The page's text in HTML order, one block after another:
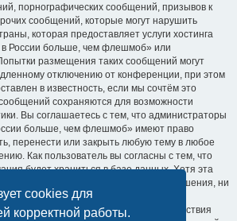
cookies для
корректной работы.
порнографических сообщений, призывов к
сообщений, которые могут нарушить
которая предоставляет услуги хостинга
России больше, чем флешмоб» или
размещения таких сообщений могут
отключению от конференции, при этом
в известность, если мы сочтём это
сохраняются для возможности
Вы соглашаетесь с тем, что администраторы
больше, чем флешмоб» имеют право
перенести или закрыть любую тему в любое
Как пользователь вы согласны с тем, что
будет храниться в базе данных. Хотя эта
третьим лицам без вашего разрешения, ни
«Флэшмоб в России больше, чем
не может быть ответственна за действия